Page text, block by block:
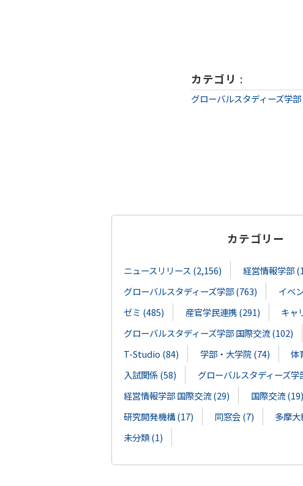
カテゴリ :
グローバルスタディーズ学部
カテゴリー
ニュースリリース (2,156)
経営情報学部
グローバルスタディーズ学部 (763)
イベ
ゼミ (485)
産官学民連携 (291)
キャ
グローバルスタディーズ学部 国際交流 (102)
T-Studio (84)
学部・大学院 (74)
体
入試関係 (58)
グローバルスタディーズ
経営情報学部 国際交流 (29)
国際交流 (19)
研究開発機構 (17)
同窓会 (7)
多摩
未分類 (1)